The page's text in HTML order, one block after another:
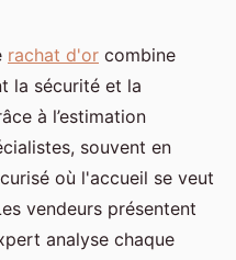
rachat d'or combine
la sécurité et la
à l’estimation
souvent en
où l'accueil se veut
vendeurs présentent
analyse chaque